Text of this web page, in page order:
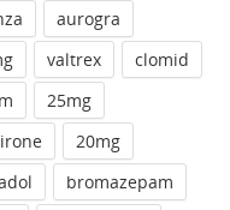
aurogra
valtrex
clomid
25mg
20mg
bromazepam